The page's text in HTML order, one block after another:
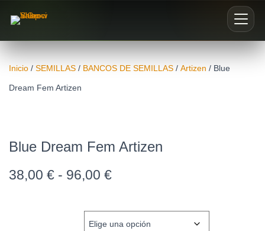
Nosotros
Inicio / SEMILLAS / BANCOS DE SEMILLAS / Artizen / Blue
Dream Fem Artizen
Blue Dream Fem Artizen
38,00 € - 96,00 €